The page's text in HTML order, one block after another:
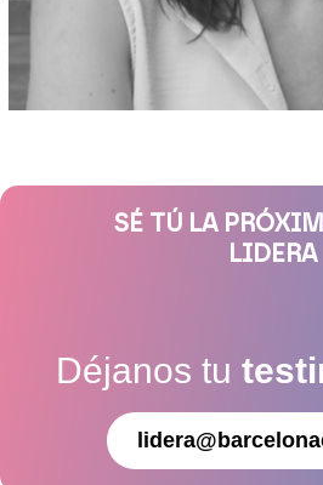
SÉ TÚ LA
LIDERA
Déjanos tu